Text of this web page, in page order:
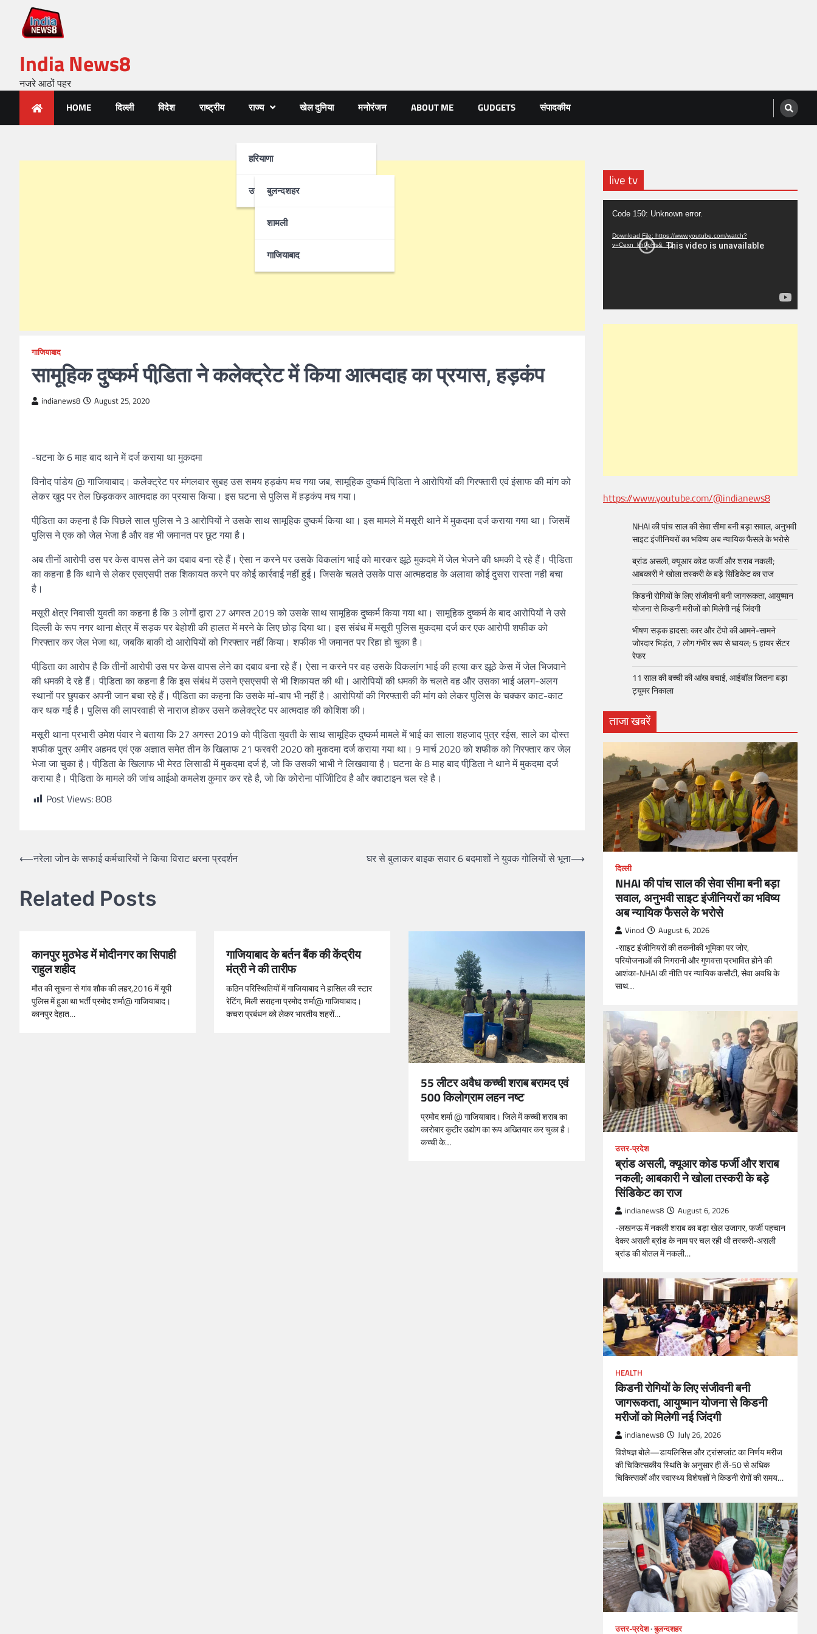
India News8
नजरे आठों पहर
HOME दिल्ली विदेश राष्ट्रीय राज्य
हरियाणा
उत्तर-प्रदेश
बुलन्दशहर
शामली
गाजियाबाद
खेल दुनिया मनोरंजन ABOUT ME GUDGETS संपादकीय
गाजियाबाद
सामूहिक दुष्कर्म पीडि़ता ने कलेक्ट्रेट में किया आत्मदाह का प्रयास, हड़कंप
indianews8 August 25, 2020
-घटना के 6 माह बाद थाने में दर्ज कराया था मुकदमा
विनोद पांडेय @ गाजियाबाद। कलेेक्ट्रेट पर मंगलवार सुबह उस समय हड़कंप मच गया जब, सामूहिक दुष्कर्म पिडि़ता ने आरोपियों की गिरफ्तारी एवं इंसाफ की मांग को
लेकर खुद पर तेल छिड़ककर आत्मदाह का प्रयास किया। इस घटना से पुलिस में हड़कंप मच गया।
पीडि़ता का कहना है कि पिछले साल पुलिस ने 3 आरोपियों ने उसके साथ सामूहिक दुष्कर्म किया था। इस मामले में मसूरी थाने में मुकदमा दर्ज कराया गया था। जिसमें
पुलिस ने एक को जेल भेजा है और वह भी जमानत पर छूट गया है।
अब तीनों आरोपी उस पर केस वापस लेने का दबाव बना रहे हैं। ऐसा न करने पर उसके विकलांग भाई को मारकर झूठे मुकदमे में जेल भेजने की धमकी दे रहे हैं। पीडि़ता
का कहना है कि थाने से लेकर एसएसपी तक शिकायत करने पर कोई कार्रवाई नहीं हुई। जिसके चलते उसके पास आत्महदाह के अलावा कोई दुसरा रास्ता नही बचा
है।
मसूरी क्षेत्र निवासी युवती का कहना है कि 3 लोगों द्वारा 27 अगस्त 2019 को उसके साथ सामूहिक दुष्कर्म किया गया था। सामूहिक दुष्कर्म के बाद आरोपियों ने उसे
दिल्ली के रूप नगर थाना क्षेत्र में सड़क पर बेहोशी की हालत में मरने के लिए छोड़ दिया था। इस संबंध में मसूरी पुलिस मुकदमा दर्ज कर एक आरोपी शफीक को
गिरफ्तार कर जेल भेजा था, जबकि बाकी दो आरोपियों को गिरफ्तार नहीं किया। शफीक भी जमानत पर रिहा हो चुका है।
पीडि़ता का आरोप है कि तीनों आरोपी उस पर केस वापस लेने का दबाव बना रहे हैं। ऐसा न करने पर वह उसके विकलांग भाई की हत्या कर झूठे केस में जेल भिजवाने
की धमकी दे रहे हैं। पीडि़ता का कहना है कि इस संबंध में उसने एसएसपी से भी शिकायत की थी। आरोपियों की धमकी के चलते वह और उसका भाई अलग-अलग
स्थानों पर छुपकर अपनी जान बचा रहे हैं। पीडि़ता का कहना कि उसके मां-बाप भी नहीं है। आरोपियों की गिरफ्तारी की मांग को लेकर पुलिस के चक्कर काट-काट
कर थक गई है। पुलिस की लापरवाही से नाराज होकर उसने कलेक्ट्रेट पर आत्मदाह की कोशिश की।
मसूरी थाना प्रभारी उमेश पंवार ने बताया कि 27 अगस्त 2019 को पीडि़ता युवती के साथ सामूहिक दुष्कर्म मामले में भाई का साला शहजाद पुत्र रईस, साले का दोस्त
शफीक पुत्र अमीर अहमद एवं एक अज्ञात समेत तीन के खिलाफ 21 फरवरी 2020 को मुकदमा दर्ज कराया गया था। 9 मार्च 2020 को शफीक को गिरफ्तार कर जेल
भेजा जा चुका है। पीडि़ता के खिलाफ भी मेरठ लिसाडी में मुकदमा दर्ज है, जो कि उसकी भाभी ने लिखवाया है। घटना के 8 माह बाद पीडि़ता ने थाने में मुकदमा दर्ज
कराया है। पीडि़ता के मामले की जांच आईओ कमलेश कुमार कर रहे है, जो कि कोरोना पॉजिीटिव है और क्वाटाइन चल रहे है।
Post Views:808
⟵नरेला जोन के सफाई कर्मचारियों ने किया विराट धरना प्रदर्शन घर से बुलाकर बाइक सवार 6 बदमाशों ने युवक गोलियों से भूना⟶
Related Posts
कानपुर मुठभेड में मोदीनगर का सिपाही
राहुल शहीद
मौत की सूचना से गांव शौक की लहर,2016 में यूपी
पुलिस में हुआ था भर्ती प्रमोद शर्मा@ गाजियाबाद।
कानपुर देहात…
गाजियाबाद के बर्तन बैंक की केंद्रीय
मंत्री ने की तारीफ
कठिन परिस्थितियों में गाजियाबाद ने हासिल की स्टार
रेटिंग, मिली सराहना प्रमोद शर्मा@ गाजियाबाद।
कचरा प्रबंधन को लेकर भारतीय शहरों…
55 लीटर अवैध कच्ची शराब बरामद एवं
500 किलोग्राम लहन नष्ट
प्रमोद शर्मा @ गाजियाबाद। जिले में कच्ची शराब का
कारोबार कुटीर उद्योग का रूप अख्तियार कर चुका है।
कच्ची के…
live tv
Video
Player
Code 150: Unknown error.
Download File: https://www.youtube.com/watch?
v=Cexn_kh9pHs&_=1
https://www.youtube.com/@indianews8
NHAI की पांच साल की सेवा सीमा बनी बड़ा सवाल, अनुभवी
साइट इंजीनियरों का भविष्य अब न्यायिक फैसले के भरोसे
ब्रांड असली, क्यूआर कोड फर्जी और शराब नकली;
आबकारी ने खोला तस्करी के बड़े सिंडिकेट का राज
किडनी रोगियों के लिए संजीवनी बनी जागरूकता, आयुष्मान
योजना से किडनी मरीजों को मिलेगी नई जिंदगी
भीषण सड़क हादसा: कार और टेंपो की आमने-सामने
जोरदार भिड़ंत, 7 लोग गंभीर रूप से घायल; 5 हायर सेंटर
रेफर​
11 साल की बच्ची की आंख बचाई, आईबॉल जितना बड़ा
ट्यूमर निकाला
ताजा खबरें
दिल्ली
NHAI की पांच साल की सेवा सीमा बनी बड़ा
सवाल, अनुभवी साइट इंजीनियरों का भविष्य
अब न्यायिक फैसले के भरोसे
Vinod August 6, 2026
-साइट इंजीनियरों की तकनीकी भूमिका पर जोर,
परियोजनाओं की निगरानी और गुणवत्ता प्रभावित होने की
आशंका-NHAI की नीति पर न्यायिक कसौटी, सेवा अवधि के
साथ…
उत्तर-प्रदेश
ब्रांड असली, क्यूआर कोड फर्जी और शराब
नकली; आबकारी ने खोला तस्करी के बड़े
सिंडिकेट का राज
indianews8 August 6, 2026
-लखनऊ में नकली शराब का बड़ा खेल उजागर, फर्जी पहचान
देकर असली ब्रांड के नाम पर चल रही थी तस्करी-असली
ब्रांड की बोतल में नकली…
HEALTH
किडनी रोगियों के लिए संजीवनी बनी
जागरूकता, आयुष्मान योजना से किडनी
मरीजों को मिलेगी नई जिंदगी
indianews8 July 26, 2026
विशेषज्ञ बोले—डायलिसिस और ट्रांसप्लांट का निर्णय मरीज
की चिकित्सकीय स्थिति के अनुसार ही लें-50 से अधिक
चिकित्सकों और स्वास्थ्य विशेषज्ञों ने किडनी रोगों की समय…
उत्तर-प्रदेश बुलन्दशहर